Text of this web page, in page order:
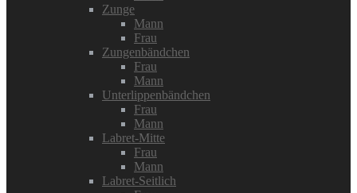
Zunge
Mann
Frau
Zungenbändchen
Frau
Mann
Unterlippenbändchen
Frau
Mann
Labret-Mitte
Frau
Mann
Labret-Seitlich